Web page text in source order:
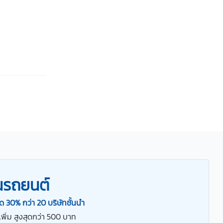
ถยนต์
30% กว่า 20 บริษัทชั้นนำ
ม สูงสุดกว่า 500 บาท